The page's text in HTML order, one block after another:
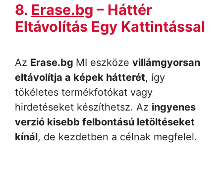
8. Erase.bg – Háttér
Eltávolítás Egy Kattintással
Az Erase.bg MI eszköze villámgyorsan
eltávolítja a képek hátterét, így
tökéletes termékfotókat vagy
hirdetéseket készíthetsz. Az ingyenes
verzió kisebb felbontású letöltéseket
kínál, de kezdetben a célnak megfelel.